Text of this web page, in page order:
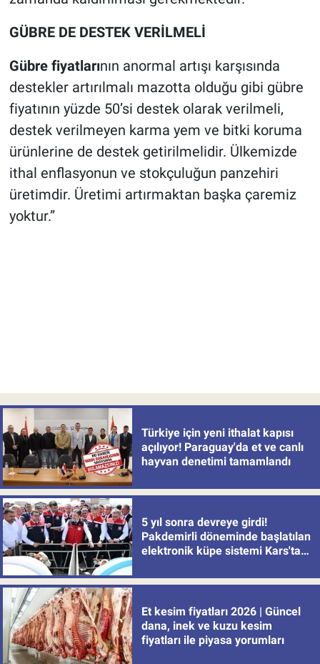
GÜBRE DE DESTEK VERİLMELİ
Gübre fiyatlarının anormal artışı karşısında
destekler artırılmalı mazotta olduğu gibi gübre
fiyatının yüzde 50’si destek olarak verilmeli,
destek verilmeyen karma yem ve bitki koruma
ürünlerine de destek getirilmelidir. Ülkemizde
ithal enflasyonun ve stokçuluğun panzehiri
üretimdir. Üretimi artırmaktan başka çaremiz
yoktur.”
Türkiye için yeni ithalat kapısı
açılıyor! Paraguay'da et ve canlı
hayvan denetimi tamamlandı
5 yıl sonra devreye girdi!
Pakdemirli döneminde başlatılan
elektronik küpe sistemi Kars'tan
Et kesim fiyatları 2026 | Güncel
dana, inek ve kuzu kesim
fiyatları ile piyasa yorumları